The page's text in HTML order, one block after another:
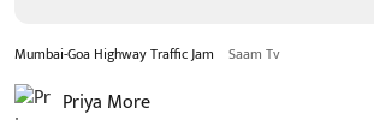
Mumbai-Goa Highway Traffic Jam Saam Tv
Priya More